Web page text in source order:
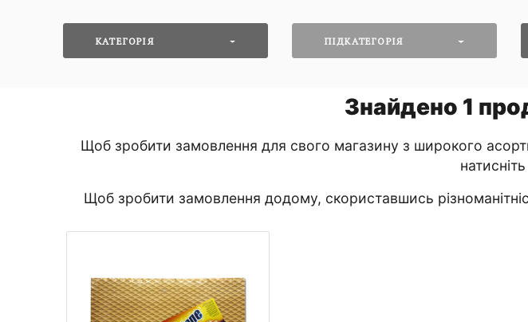
КАТЕГОРІЯ ПІДКАТЕГОРІЯ
Знайдено 1
Щоб зробити замовлення для свого магазину з широкого
натисніть
Щоб зробити замовлення додому, скориставшись